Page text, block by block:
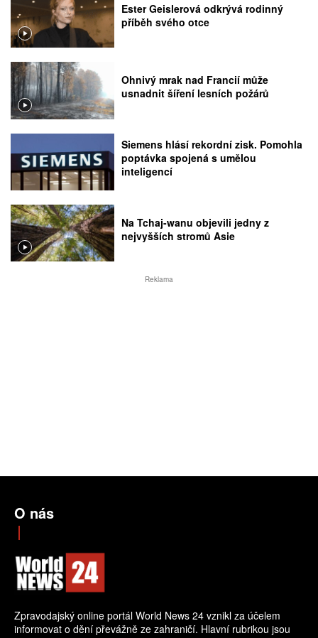
Ester Geislerová odkrývá rodinný
příběh svého otce
Ohnivý mrak nad Francií může
usnadnit šíření lesních požárů
Siemens hlásí rekordní zisk. Pomohla
poptávka spojená s umělou
inteligencí
Na Tchaj-wanu objevili jedny z
nejvyšších stromů Asie
Reklama
O nás
Zpravodajský online portál World News 24 vznikl za účelem
informovat o dění převážně ze zahraničí. Hlavní rubrikou jsou